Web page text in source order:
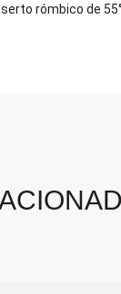
rómbico de 55°.